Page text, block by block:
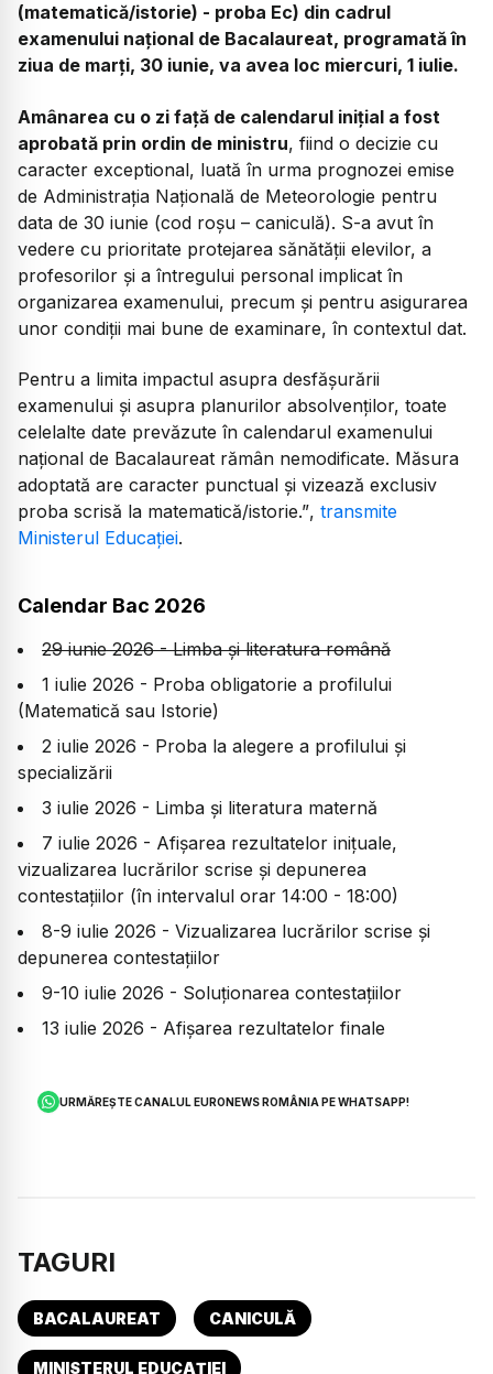
(matematică/istorie) - proba Ec) din cadrul
examenului național de Bacalaureat, programată în
ziua de marți, 30 iunie, va avea loc miercuri, 1 iulie.
Amânarea cu o zi față de calendarul inițial a fost
aprobată prin ordin de ministru, fiind o decizie cu
caracter exceptional, luată în urma prognozei emise
de Administrația Națională de Meteorologie pentru
data de 30 iunie (cod roșu – caniculă). S-a avut în
vedere cu prioritate protejarea sănătății elevilor, a
profesorilor și a întregului personal implicat în
organizarea examenului, precum și pentru asigurarea
unor condiții mai bune de examinare, în contextul dat.
Pentru a limita impactul asupra desfășurării
examenului și asupra planurilor absolvenților, toate
celelalte date prevăzute în calendarul examenului
național de Bacalaureat rămân nemodificate. Măsura
adoptată are caracter punctual și vizează exclusiv
proba scrisă la matematică/istorie.”, transmite
Ministerul Educației.
Calendar Bac 2026
29 iunie 2026 - Limba și literatura română
1 iulie 2026 - Proba obligatorie a profilului
(Matematică sau Istorie)
2 iulie 2026 - Proba la alegere a profilului și
specializării
3 iulie 2026 - Limba și literatura maternă
7 iulie 2026 - Afișarea rezultatelor inițuale,
vizualizarea lucrărilor scrise și depunerea
contestațiilor (în intervalul orar 14:00 - 18:00)
8-9 iulie 2026 - Vizualizarea lucrărilor scrise și
depunerea contestațiilor
9-10 iulie 2026 - Soluționarea contestațiilor
13 iulie 2026 - Afișarea rezultatelor finale
URMĂREȘTE CANALUL EURONEWS ROMÂNIA PE WHATSAPP!
TAGURI
BACALAUREAT CANICULĂ
MINISTERUL EDUCAȚIEI